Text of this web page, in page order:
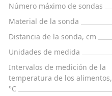
Número máximo de sondas
Material de la sonda
Distancia de la sonda, cm
Unidades de medida
Intervalos de medición de la
temperatura de los alimentos,
°C